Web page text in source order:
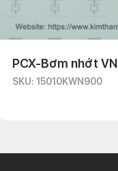
PCX-Bơm nhớt VN
SKU: 15010KWN900